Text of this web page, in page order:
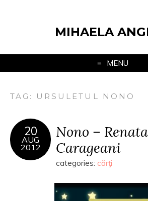
MIHAELA
MENU
TAG: URSULETUL NONO
20
AUG
2012
Nono – Renata
Carageani
categories: cărţi